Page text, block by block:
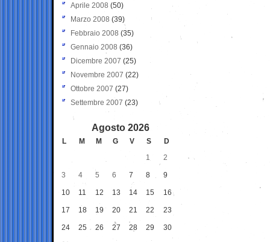
Aprile 2008 (50)
Marzo 2008 (39)
Febbraio 2008 (35)
Gennaio 2008 (36)
Dicembre 2007 (25)
Novembre 2007 (22)
Ottobre 2007 (27)
Settembre 2007 (23)
Agosto 2026
L M M G V S
D
1
2
3 4 5 6 7 8 9
10 11 12 13 14 15 16
17 18 19 20 21 22 23
24 25 26 27 28 29 30